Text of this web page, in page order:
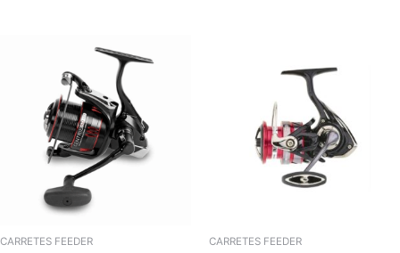
CARRETES FEEDER CARRETES FEEDER